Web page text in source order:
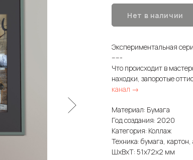
Нет в наличии
Экспериментальная
-----
Что происходит в
находки, запоротые
канал →
Материал: Бумага
Год создания: 2020
Категория: Коллаж
Техника: бумага,
ШxВxТ: 51x72x2 мм